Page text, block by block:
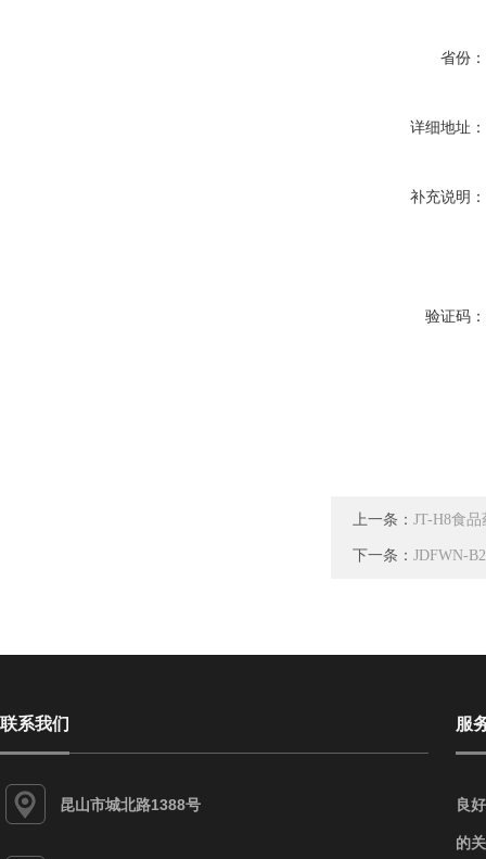
省份：
详细地址：
补充说明：
验证码：
上一条： JT-H8食
下一条： JDFWN-
联系我们
昆山市城北路1388号
服
良
的